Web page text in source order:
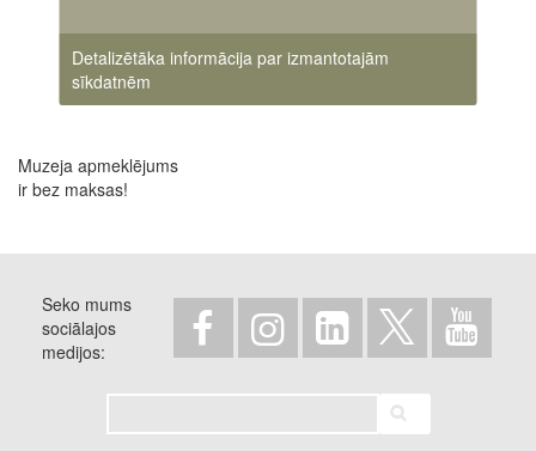
Muzeja apmeklējums
ir bez maksas!
Seko mums
sociālajos
medijos
Detalizētāka informācija par izmantotajām
sīkdatnēm